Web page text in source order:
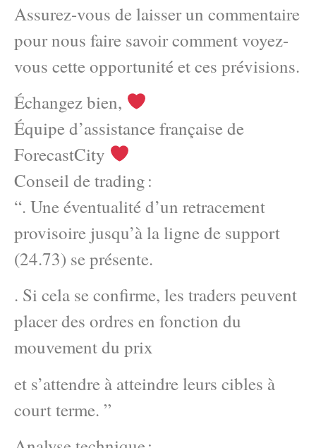
Assurez-vous de laisser un commentaire
pour nous faire savoir comment voyez-
vous cette opportunité et ces prévisions.
Échangez bien,
Équipe d’assistance française de
ForecastCity
Conseil de trading :
“. Une éventualité d’un retracement
provisoire jusqu’à la ligne de support
(24.73) se présente.
. Si cela se confirme, les traders peuvent
placer des ordres en fonction du
mouvement du prix
et s’attendre à atteindre leurs cibles à
court terme. ”